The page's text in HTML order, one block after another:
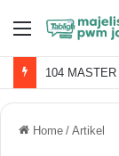
Menu
104
Home / Artikel